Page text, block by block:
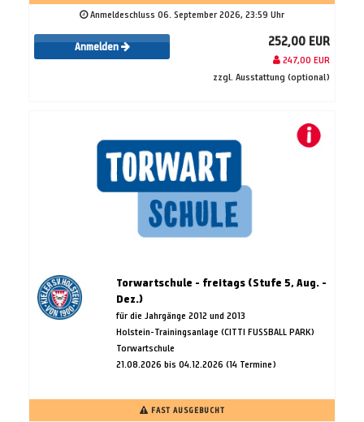
Anmeldeschluss 06. September 2026, 23:59 Uhr
Anmelden 252,00 EUR
247,00 EUR
zzgl. Ausstattung (optional)
Torwartschule - freitags (Stufe 5, Aug. -
Dez.)
für die Jahrgänge 2012 und 2013
Holstein-Trainingsanlage (CITTI FUSSBALL PARK)
Torwartschule
21.08.2026 bis 04.12.2026 (14 Termine)
FAST AUSGEBUCHT